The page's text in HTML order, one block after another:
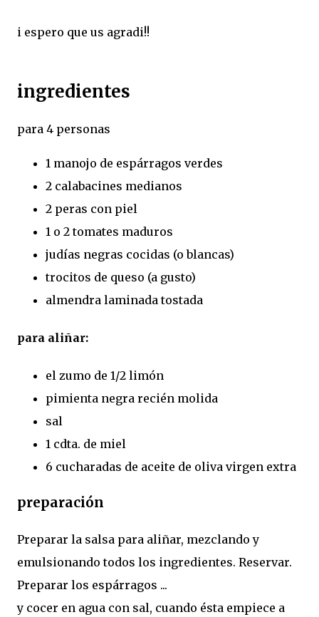
i espero que us agradi!!
ingredientes
para 4 personas
1 manojo de espárragos verdes
2 calabacines medianos
2 peras con piel
1 o 2 tomates maduros
judías negras cocidas (o blancas)
trocitos de queso (a gusto)
almendra laminada tostada
para aliñar:
el zumo de 1/2 limón
pimienta negra recién molida
sal
1 cdta. de miel
6 cucharadas de aceite de oliva virgen extra
preparación
Preparar la salsa para aliñar, mezclando y
emulsionando todos los ingredientes. Reservar.
Preparar los espárragos ...
y cocer en agua con sal, cuando ésta empiece a